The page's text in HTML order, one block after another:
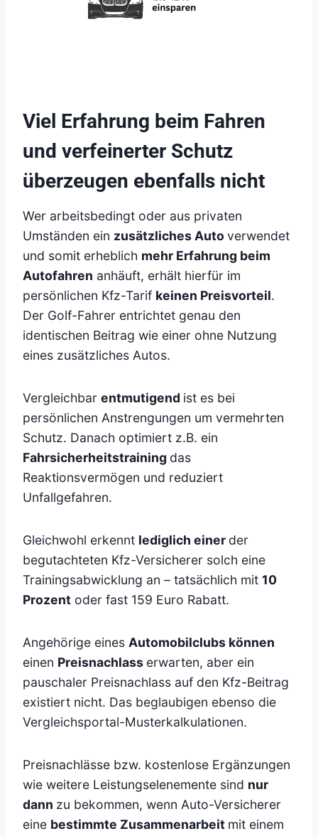
Viel Erfahrung beim Fahren
und verfeinerter Schutz
überzeugen ebenfalls nicht
Wer arbeitsbedingt oder aus privaten
Umständen ein zusätzliches Auto verwendet
und somit erheblich mehr Erfahrung beim
Autofahren anhäuft, erhält hierfür im
persönlichen Kfz-Tarif keinen Preisvorteil.
Der Golf-Fahrer entrichtet genau den
identischen Beitrag wie einer ohne Nutzung
eines zusätzliches Autos.
Vergleichbar entmutigend ist es bei
persönlichen Anstrengungen um vermehrten
Schutz. Danach optimiert z.B. ein
Fahrsicherheitstraining das
Reaktionsvermögen und reduziert
Unfallgefahren.
Gleichwohl erkennt lediglich einer der
begutachteten Kfz-Versicherer solch eine
Trainingsabwicklung an – tatsächlich mit 10
Prozent oder fast 159 Euro Rabatt.
Angehörige eines Automobilclubs können
einen Preisnachlass erwarten, aber ein
pauschaler Preisnachlass auf den Kfz-Beitrag
existiert nicht. Das beglaubigen ebenso die
Vergleichsportal-Musterkalkulationen.
Preisnachlässe bzw. kostenlose Ergänzungen
wie weitere Leistungselenemente sind nur
dann zu bekommen, wenn Auto-Versicherer
eine bestimmte Zusammenarbeit mit einem